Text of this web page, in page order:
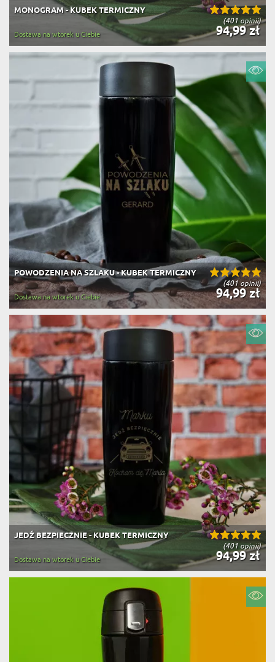
(401 opinii)
MONOGRAM - KUBEK TERMICZNY
94,99 zł
Dostawa na wtorek u Ciebie
(401 opinii)
POWODZENIA NA SZLAKU - KUBEK TERMICZNY
94,99 zł
Dostawa na wtorek u Ciebie
(401 opinii)
JEDŹ BEZPIECZNIE - KUBEK TERMICZNY
94,99 zł
Dostawa na wtorek u Ciebie